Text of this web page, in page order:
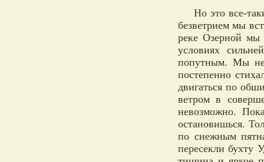
Но это все-
безветрием мы
реке Озерной
условиях
попутным. Мы
постепенно
двигаться по
ветром в
невозможно.
остановишься.
по снежным
пересекли бухту